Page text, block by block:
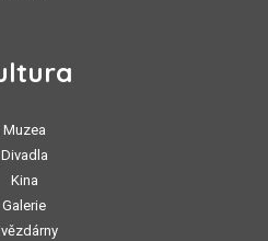
Muzea
Divadla
Kina
Galerie